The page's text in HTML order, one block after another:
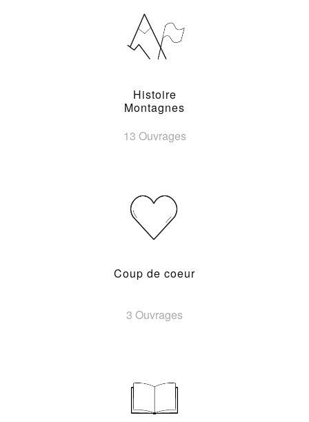
Histoire
Montagnes
13 Ouvrages
Coup de coeur
3 Ouvrages